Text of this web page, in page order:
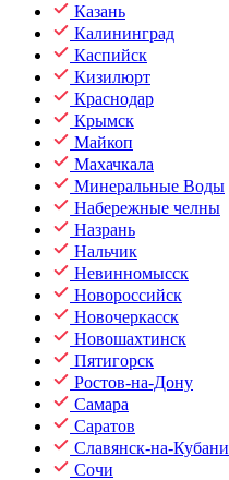
Казань
Калининград
Каспийск
Кизилюрт
Краснодар
Крымск
Майкоп
Махачкала
Минеральные Воды
Набережные челны
Назрань
Нальчик
Невинномысск
Новороссийск
Новочеркасск
Новошахтинск
Пятигорск
Ростов-на-Дону
Самара
Саратов
Славянск-на-Кубани
Сочи